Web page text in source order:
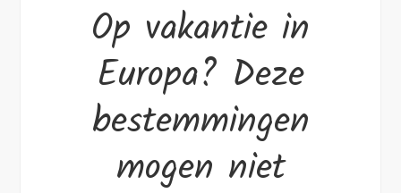
Op vakantie in
Europa? Deze
bestemmingen
mogen niet